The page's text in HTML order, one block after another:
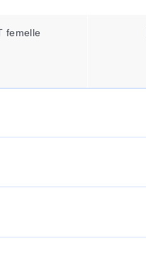
femelle